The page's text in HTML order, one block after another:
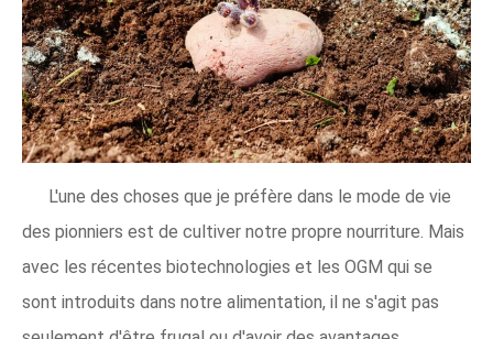
L'une des choses que je préfère dans le mode de vie
des pionniers est de cultiver notre propre nourriture. Mais
avec les récentes biotechnologies et les OGM qui se
sont introduits dans notre alimentation, il ne s'agit pas